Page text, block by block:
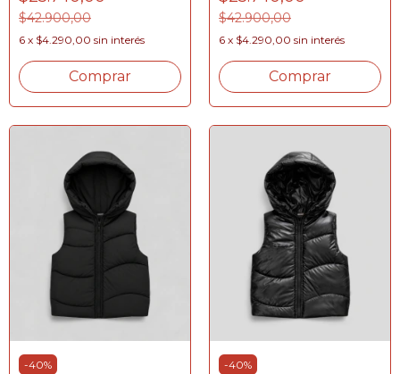
$42.900,00
6 x $4.290,00 sin interés
Comprar
$42.900,00
6 x $4.290,00 sin interés
Comprar
-40% -40%